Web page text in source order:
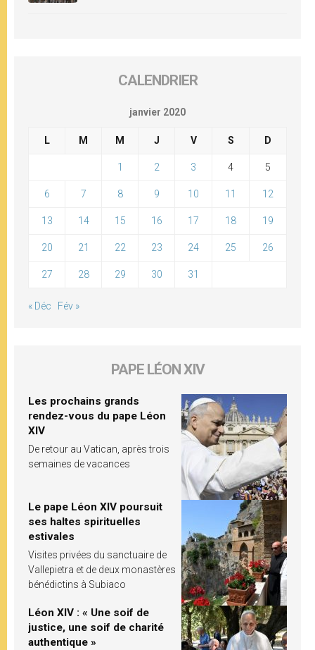
CALENDRIER
janvier 2020
L M M J V S D
1 2 3 4 5
6 7 8 9 10 11 12
13 14 15 16 17 18 19
20 21 22 23 24 25 26
27 28 29 30 31
« Déc Fév »
PAPE LÉON XIV
Les prochains grands
rendez-vous du pape Léon
XIV
De retour au Vatican, après trois
semaines de vacances
Le pape Léon XIV poursuit
ses haltes spirituelles
estivales
Visites privées du sanctuaire de
Vallepietra et de deux monastères
bénédictins à Subiaco
Léon XIV : « Une soif de
justice, une soif de charité
authentique »